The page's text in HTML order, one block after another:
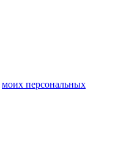
моих персональных